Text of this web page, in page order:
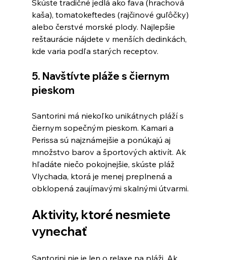
Skúste tradičné jedlá ako fava (hrachová
kaša), tomatokeftedes (rajčinové guľôčky)
alebo čerstvé morské plody. Najlepšie
reštaurácie nájdete v menších dedinkách,
kde varia podľa starých receptov.
5. Navštívte pláže s čiernym
pieskom
Santorini má niekoľko unikátnych pláží s
čiernym sopečným pieskom. Kamari a
Perissa sú najznámejšie a ponúkajú aj
množstvo barov a športových aktivít. Ak
hľadáte niečo pokojnejšie, skúste pláž
Vlychada, ktorá je menej preplnená a
obklopená zaujímavými skalnými útvarmi.
Aktivity, ktoré nesmiete
vynechať
Santorini nie je len o relaxe na pláži. Ak